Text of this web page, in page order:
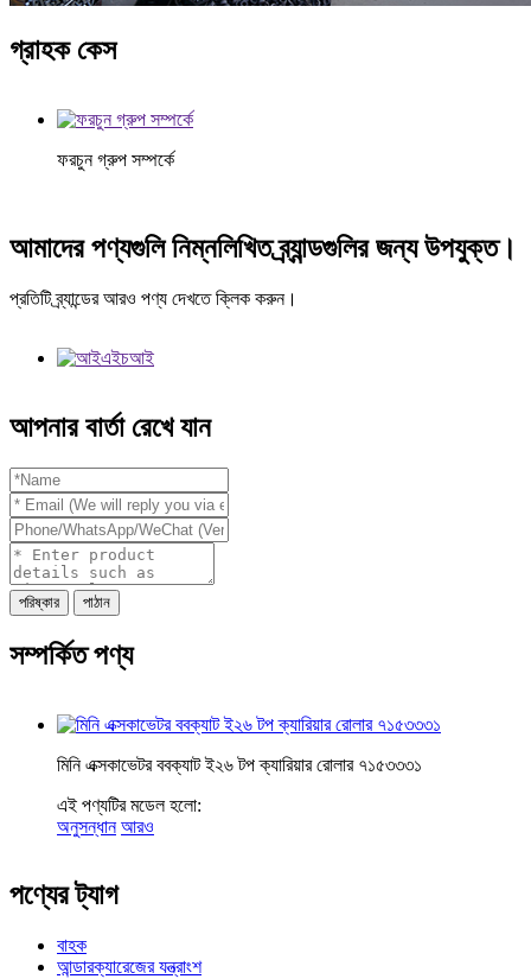
গ্রাহক কেস
ফরচুন গ্রুপ সম্পর্কে
আমাদের পণ্যগুলি নিম্নলিখিত ব্র্যান্ডগুলির জন্য উপযুক্ত।
প্রতিটি ব্র্যান্ডের আরও পণ্য দেখতে ক্লিক করুন।
আপনার বার্তা রেখে যান
পরিষ্কার পাঠান
সম্পর্কিত পণ্য
মিনি এক্সকাভেটর ববক্যাট ই২৬ টপ ক্যারিয়ার রোলার ৭১৫৩৩৩১
এই পণ্যটির মডেল হলো:
অনুসন্ধান আরও
পণ্যের ট্যাগ
বাহক
আন্ডারক্যারেজের যন্ত্রাংশ